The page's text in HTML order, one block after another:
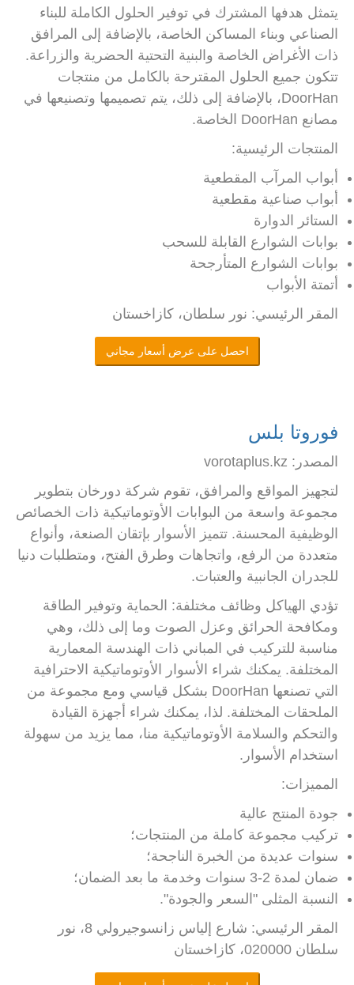
يتمثل هدفها المشترك في توفير الحلول الكاملة للبناء
الصناعي وبناء المساكن الخاصة، بالإضافة إلى المرافق
ذات الأغراض الخاصة والبنية التحتية الحضرية والزراعة.
تتكون جميع الحلول المقترحة بالكامل من منتجات
DoorHan، بالإضافة إلى ذلك، يتم تصميمها وتصنيعها في
مصانع DoorHan الخاصة.
المنتجات الرئيسية:
أبواب المرآب المقطعية
أبواب صناعية مقطعية
الستائر الدوارة
بوابات الشوارع القابلة للسحب
بوابات الشوارع المتأرجحة
أتمتة الأبواب
المقر الرئيسي: نور سلطان، كازاخستان
احصل على عرض أسعار مجاني
فوروتا بلس
المصدر: vorotaplus.kz
لتجهيز المواقع والمرافق، تقوم شركة دورخان بتطوير
مجموعة واسعة من البوابات الأوتوماتيكية ذات الخصائص
الوظيفية المحسنة. تتميز الأسوار بإتقان الصنعة، وأنواع
متعددة من الرفع، واتجاهات وطرق الفتح، ومتطلبات دنيا
للجدران الجانبية والعتبات.
تؤدي الهياكل وظائف مختلفة: الحماية وتوفير الطاقة
ومكافحة الحرائق وعزل الصوت وما إلى ذلك، وهي
مناسبة للتركيب في المباني ذات الهندسة المعمارية
المختلفة. يمكنك شراء الأسوار الأوتوماتيكية الاحترافية
التي تصنعها DoorHan بشكل قياسي ومع مجموعة من
الملحقات المختلفة. لذا، يمكنك شراء أجهزة القيادة
والتحكم والسلامة الأوتوماتيكية منا، مما يزيد من سهولة
استخدام الأسوار.
المميزات:
جودة المنتج عالية
تركيب مجموعة كاملة من المنتجات؛
سنوات عديدة من الخبرة الناجحة؛
ضمان لمدة 2-3 سنوات وخدمة ما بعد الضمان؛
النسبة المثلى "السعر والجودة".
المقر الرئيسي: شارع إلياس زانسوجيرولي 8، نور
سلطان 020000، كازاخستان